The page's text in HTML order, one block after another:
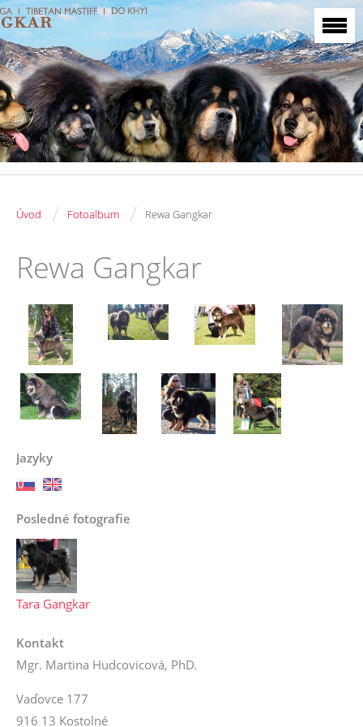
Úvod / Fotoalbum / Rewa Gangkar
Rewa Gangkar
Jazyky
Posledné fotografie
Tara Gangkar
Kontakt
Mgr. Martina Hudcovicová, PhD.
Vaďovce 177
916 13 Kostolné